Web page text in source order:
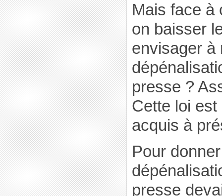
Mais face à
on baisser
envisager à
presse ?
Cette loi
acquis à
Pour
presse